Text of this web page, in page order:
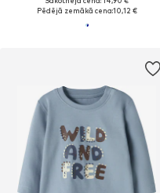
Pēdējā zemākā cena:10,12 €